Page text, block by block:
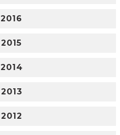
2016
2015
2014
2013
2012